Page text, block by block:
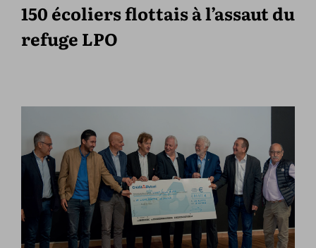
150 écoliers flottais à l’assaut du
refuge LPO